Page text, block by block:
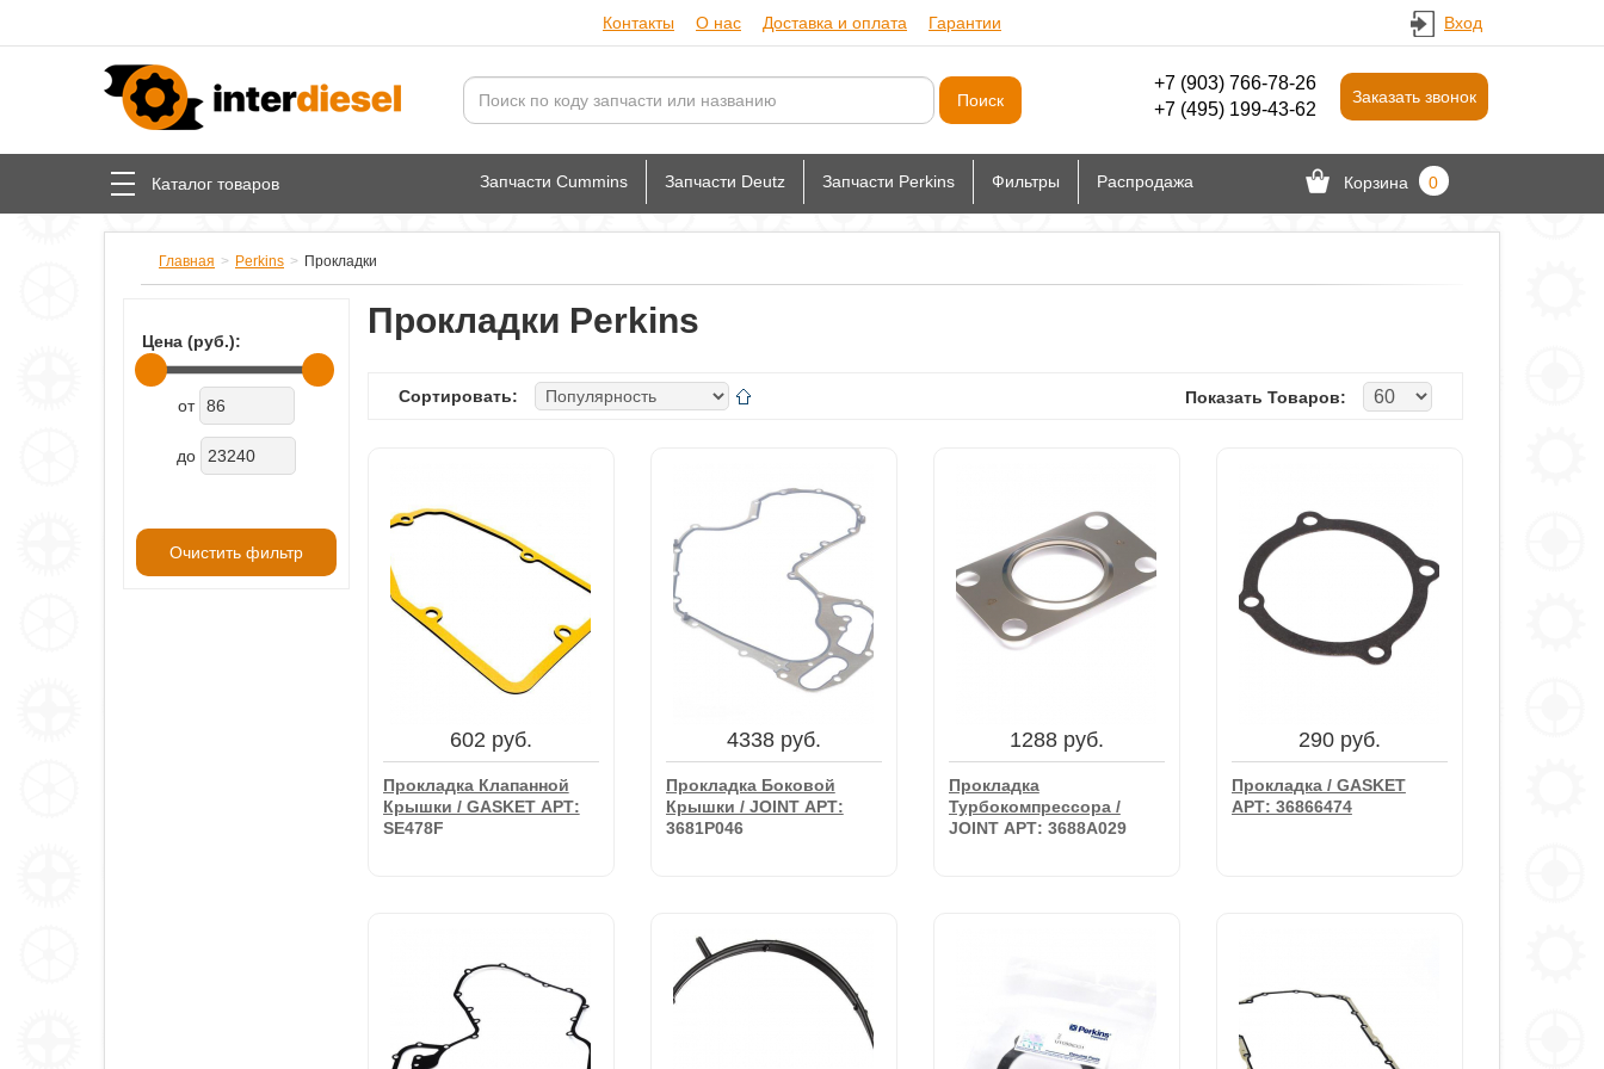
Контакты О нас Доставка и оплата Гарантии Вход
+7 (903) 766‑78-26
+7 (495) 199-43-62
Заказать звонок
Каталог товаров Запчасти Cummins Запчасти Deutz Запчасти Perkins Фильтры Распродажа Корзина 0
Главная Perkins Прокладки
Цена (руб.):
от
до
Очистить фильтр
Прокладки Perkins
Сортировать: Показать Товаров:
602 руб.
Прокладка Клапанной
Крышки / GASKET АРТ:
SE478F
4338 руб.
Прокладка Боковой
Крышки / JOINT АРТ:
3681P046
1288 руб.
Прокладка
Турбокомпрессора /
JOINT АРТ: 3688A029
290 руб.
Прокладка / GASKET
АРТ: 36866474